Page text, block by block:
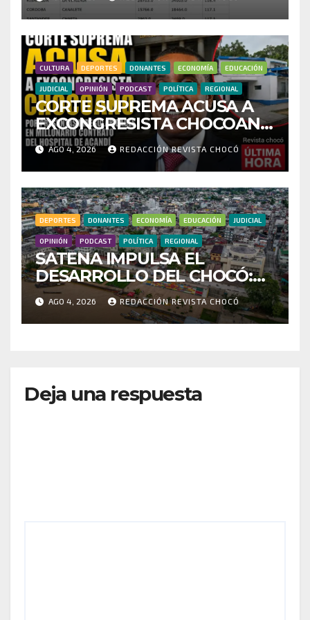
CENSO ELECTORAL Y PIDE
INVESTIGAR PRESUNTO
FRAUDE
CULTURA DEPORTES DONANTES ECONOMÍA EDUCACIÓN
JUDICIAL OPINIÓN PODCAST POLÍTICA REGIONAL
CORTE SUPREMA ACUSA A
EXCONGRESISTA CHOCOANO
POR PRESUNTAS
IRREGULARIDADES EN
MILLONARIO CONTRATO
DEL HOSPITAL DE ACANDÍ
AGO 4, 2026 REDACCIÓN REVISTA CHOCÓ
DEPORTES DONANTES ECONOMÍA EDUCACIÓN JUDICIAL
OPINIÓN PODCAST POLÍTICA REGIONAL
SATENA IMPULSA EL
DESARROLLO DEL CHOCÓ:
MÁS DE 35 MIL PASAJEROS
MOVILIZADOS Y NUEVAS
RUTAS FORTALECEN LA
AGO 4, 2026 REDACCIÓN REVISTA CHOCÓ
Deja una respuesta